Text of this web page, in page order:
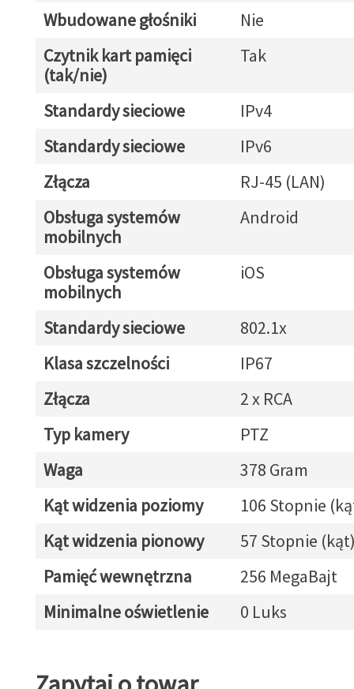
Wbudowane głośniki
Nie
Czytnik kart pamięci
(tak/nie)
Tak
Standardy sieciowe
IPv4
Standardy sieciowe
IPv6
Złącza
RJ-45 (LAN)
Obsługa systemów
mobilnych
Android
Obsługa systemów
mobilnych
iOS
Standardy sieciowe
802.1x
Klasa szczelności
IP67
Złącza
2 x RCA
Typ kamery
PTZ
Waga
378 Gram
Kąt widzenia poziomy
106 Stopnie
Kąt widzenia pionowy
57 Stopnie
Pamięć wewnętrzna
256 MegaBajt
Minimalne oświetlenie
0 Luks
Zapytaj o towar